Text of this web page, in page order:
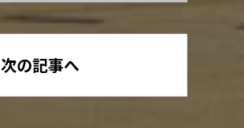
次の記事へ